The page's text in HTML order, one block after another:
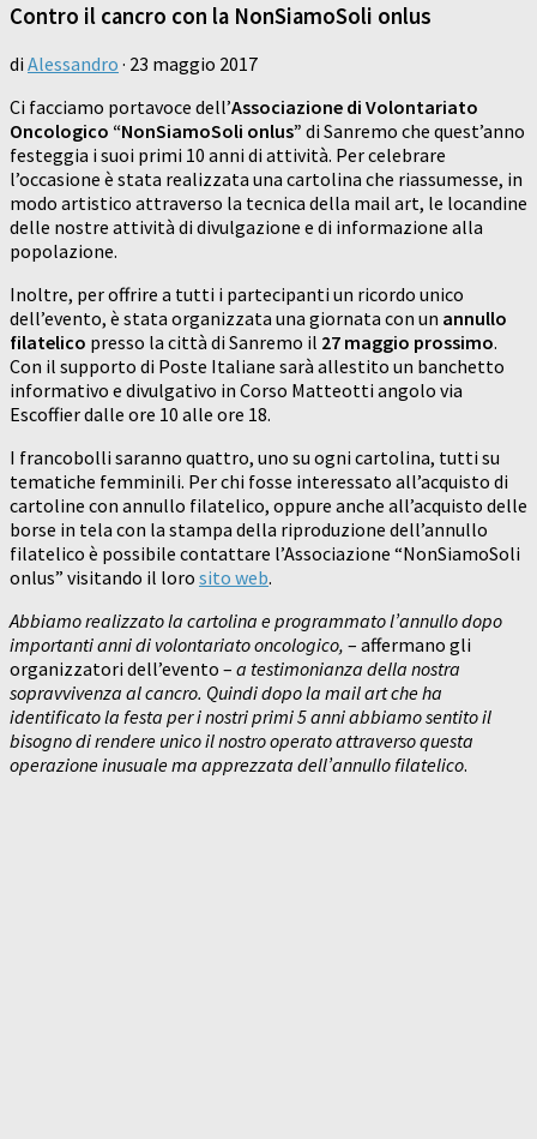
Contro il cancro con la NonSiamoSoli onlus
di Alessandro · 23 maggio 2017
Ci facciamo portavoce dell’Associazione di Volontariato
Oncologico “NonSiamoSoli onlus” di Sanremo che quest’anno
festeggia i suoi primi 10 anni di attività. Per celebrare
l’occasione è stata realizzata una cartolina che riassumesse, in
modo artistico attraverso la tecnica della mail art, le locandine
delle nostre attività di divulgazione e di informazione alla
popolazione.
Inoltre, per offrire a tutti i partecipanti un ricordo unico
dell’evento, è stata organizzata una giornata con un annullo
filatelico presso la città di Sanremo il 27 maggio prossimo.
Con il supporto di Poste Italiane sarà allestito un banchetto
informativo e divulgativo in Corso Matteotti angolo via
Escoffier dalle ore 10 alle ore 18.
I francobolli saranno quattro, uno su ogni cartolina, tutti su
tematiche femminili. Per chi fosse interessato all’acquisto di
cartoline con annullo filatelico, oppure anche all’acquisto delle
borse in tela con la stampa della riproduzione dell’annullo
filatelico è possibile contattare l’Associazione “NonSiamoSoli
onlus” visitando il loro sito web.
Abbiamo realizzato la cartolina e programmato l’annullo dopo
importanti anni di volontariato oncologico, – affermano gli
organizzatori dell’evento – a testimonianza della nostra
sopravvivenza al cancro. Quindi dopo la mail art che ha
identificato la festa per i nostri primi 5 anni abbiamo sentito il
bisogno di rendere unico il nostro operato attraverso questa
operazione inusuale ma apprezzata dell’annullo filatelico.